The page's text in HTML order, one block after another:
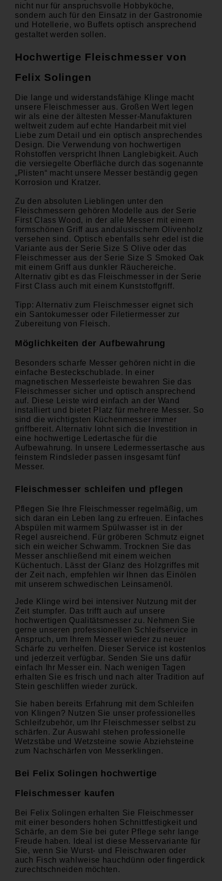
nicht nur für anspruchsvolle Hobbyköche,
sondern auch für den Einsatz in der Gastronomie
und Hotellerie, wo Buffets optisch ansprechend
gestaltet werden sollen.
Hochwertige Fleischmesser von
Felix Solingen
Die lange und widerstandsfähige Klinge macht
unsere Fleischmesser aus. Großen Wert legen
wir als eine der ältesten Messer-Manufakturen
weltweit zudem auf echte Handarbeit mit viel
Liebe zum Detail und ein optisch ansprechendes
Design. Die Verwendung von hochwertigen
Rohstoffen verspricht Ihnen Langlebigkeit. Auch
die versiegelte Oberfläche durch das sogenannte
„Plisten“ macht unsere Messer beständig gegen
Korrosion und Kratzer.
Zu den absoluten Lieblingen unter den
Fleischmessern gehören Modelle aus der Serie
First Class Wood , in der alle Messer mit einem
formschönen Griff aus andalusischem Olivenholz
versehen sind. Optisch ebenfalls sehr edel ist die
Variante aus der Serie Size S Olive oder das
Fleischmesser aus der Serie Size S Smoked Oak
mit einem Griff aus dunkler Räuchereiche.
Alternativ gibt es das Fleischmesser in der Serie
First Class auch mit einem Kunststoffgriff.
Tipp: Alternativ zum Fleischmesser eignet sich
ein Santokumesser oder Filetiermesser zur
Zubereitung von Fleisch.
Möglichkeiten der Aufbewahrung
Besonders scharfe Messer gehören nicht in die
einfache Besteckschublade. In einer
magnetischen Messerleiste bewahren Sie das
Fleischmesser sicher und optisch ansprechend
auf. Diese Leiste wird einfach an der Wand
installiert und bietet Platz für mehrere Messer. So
sind die wichtigsten Küchenmesser immer
griffbereit. Alternativ lohnt sich die Investition in
eine hochwertige Ledertasche für die
Aufbewahrung. In unsere
Ledermessertasche aus
feinstem Rindsleder passen insgesamt fünf
Messer.
Fleischmesser schleifen und pflegen
Pflegen Sie Ihre Fleischmesser regelmäßig, um
sich daran ein Leben lang zu erfreuen. Einfaches
Abspülen mit warmem Spülwasser ist in der
Regel ausreichend. Für gröberen Schmutz eignet
sich ein weicher Schwamm. Trocknen Sie das
Messer anschließend mit einem weichen
Küchentuch. Lässt der Glanz des Holzgriffes mit
der Zeit nach, empfehlen wir Ihnen das Einölen
mit unserem schwedischen Leinsamenöl.
Jede Klinge wird bei intensiver Nutzung mit der
Zeit stumpfer. Das trifft auch auf unsere
hochwertigen Qualitätsmesser zu. Nehmen Sie
gerne unseren professionellen Schleifservice in
Anspruch, um Ihrem Messer wieder zu neuer
Schärfe zu verhelfen. Dieser Service ist kostenlos
und jederzeit verfügbar. Senden Sie uns dafür
einfach Ihr Messer ein. Nach wenigen Tagen
erhalten Sie es frisch und nach alter Tradition auf
Stein geschliffen wieder zurück.
Sie haben bereits Erfahrung mit dem Schleifen
von Klingen? Nutzen Sie unser professionelles
Schleifzubehör, um Ihr Fleischmesser selbst zu
schärfen. Zur Auswahl stehen professionelle
Wetzstäbe und Wetzsteine sowie Abziehsteine
zum Nachschärfen von Messerklingen.
Bei Felix Solingen hochwertige
Fleischmesser kaufen
Bei Felix Solingen erhalten Sie Fleischmesser
mit einer besonders hohen Schnittfestigkeit und
Schärfe, an dem Sie bei guter Pflege sehr lange
Freude haben. Ideal ist diese Messervariante für
Sie, wenn Sie Wurst- und Fleischwaren oder
auch Fisch wahlweise hauchdünn oder fingerdick
zurechtschneiden möchten.